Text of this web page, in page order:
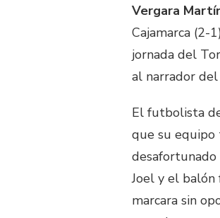
Vergara
Cajamarca (2-
jornada del
al narrador
El futbolista
que su equipo
Joel y el balón
marcara sin